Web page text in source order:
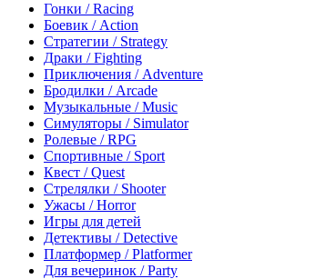
Гонки / Racing
Боевик / Action
Стратегии / Strategy
Драки / Fighting
Приключения / Adventure
Бродилки / Arcade
Музыкальные / Music
Симуляторы / Simulator
Ролевые / RPG
Спортивные / Sport
Квест / Quest
Стрелялки / Shooter
Ужасы / Horror
Игры для детей
Детективы / Detective
Платформер / Platformer
Для вечеринок / Party